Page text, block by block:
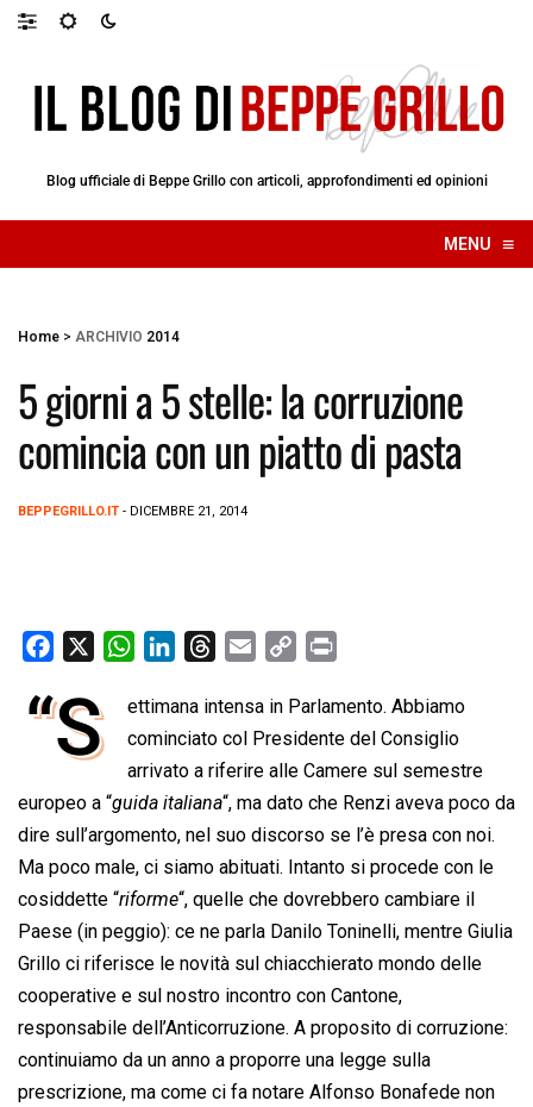
Blog ufficiale di Beppe Grillo con articoli, approfondimenti ed opinioni
MENU ≡
☰
Home > ARCHIVIO 2014
5 giorni a 5 stelle: la corruzione
comincia con un piatto di pasta
BEPPEGRILLO.IT - DICEMBRE 21, 2014
c
e
o
o
k
W
a
t
s
A
p
p
n
k
e
d
I
n
r
e
a
d
s
a
i
l
p
y
L
i
n
k
i
n
t
“S
ettimana intensa in Parlamento. Abbiamo
cominciato col Presidente del Consiglio
arrivato a riferire alle Camere sul semestre
europeo a “guida italiana“, ma dato che Renzi aveva poco da
dire sull’argomento, nel suo discorso se l’è presa con noi.
Ma poco male, ci siamo abituati. Intanto si procede con le
cosiddette “riforme“, quelle che dovrebbero cambiare il
Paese (in peggio): ce ne parla Danilo Toninelli, mentre Giulia
Grillo ci riferisce le novità sul chiacchierato mondo delle
cooperative e sul nostro incontro con Cantone,
responsabile dell’Anticorruzione. A proposito di corruzione:
continuiamo da un anno a proporre una legge sulla
prescrizione, ma come ci fa notare Alfonso Bonafede non